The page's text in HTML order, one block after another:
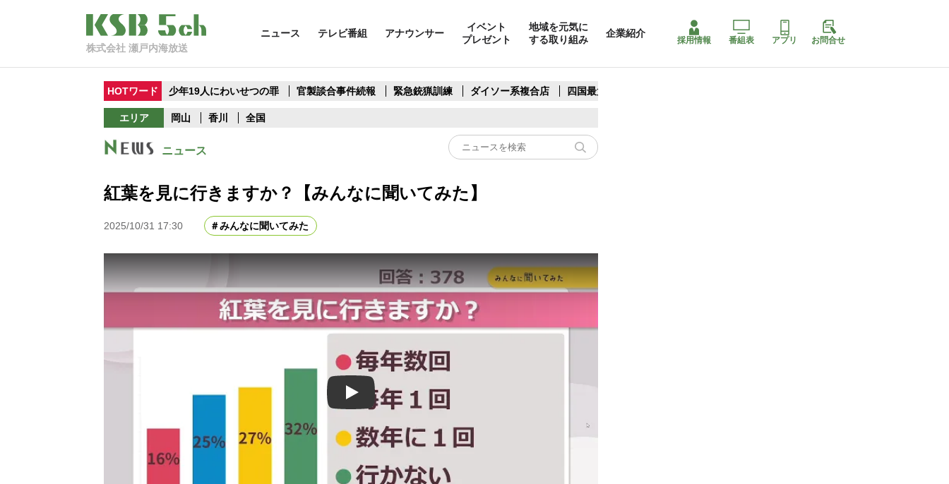
株式会社 瀬戸内海放送
ニュース テレビ番組 アナウンサー
イベント
プレゼント
地域を元気に
する取り組み
企業紹介
採用情報 番組表 アプリ お問合せ
HOTワード 少年19人にわいせつの罪 官製談合事件続報 緊急銃猟訓練 ダイソー系複合店 四国最大スリコ
エリア 岡山 香川 全国
ニュース
紅葉を見に行きますか？【みんなに聞いてみた】
2025/10/31 17:30 みんなに聞いてみた
Play